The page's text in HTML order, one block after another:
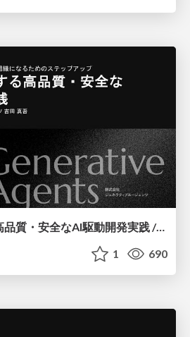
AI-DLCを活用した高品質・安全なAI駆動開発実践 / AI Driven Development
1 690